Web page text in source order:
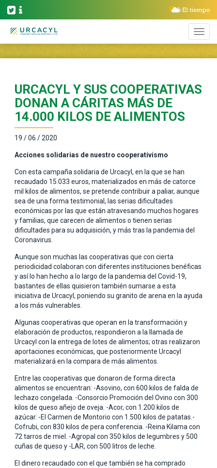
URCACYL Y SUS COOPERATIVAS
DONAN A CÁRITAS MÁS DE
14.000 KILOS DE ALIMENTOS
19 / 06 / 2020
Acciones solidarias de nuestro cooperativismo
Con esta campaña solidaria de Urcacyl, en la que se han
recaudado 15.033 euros, materializados en más de catorce
mil kilos de alimentos, se pretende contribuir a paliar, aunque
sea de una forma testimonial, las serias dificultades
económicas por las que están atravesando muchos hogares
y familias, que carecen de alimentos o tienen serias
dificultades para su adquisición, y más tras la pandemia del
Coronavirus.
Aunque son muchas las cooperativas que con cierta
periodicidad colaboran con diferentes instituciones benéficas
y así lo han hecho a lo largo de la pandemia del Covid-19,
bastantes de ellas quisieron también sumarse a esta
iniciativa de Urcacyl, poniendo su granito de arena en la ayuda
a los más vulnerables.
Algunas cooperativas que operan en la transformación y
elaboración de productos, respondieron a la llamada de
Urcacyl con la entrega de lotes de alimentos; otras realizaron
aportaciones económicas, que posteriormente Urcacyl
materializará en la compara de más alimentos.
Entre las cooperativas que donaron de forma directa
alimentos se encuentran: -Asovino, con 600 kilos de falda de
lechazo congelada. -Consorcio Promoción del Ovino con 300
kilos de queso añejo de oveja. -Acor, con 1.200 kilos de
azúcar. -El Carmen de Montorio con 1.500 kilos de patatas.-
Cofrubi, con 830 kilos de pera conferencia. -Reina Kilama con
72 tarros de miel. -Agropal con 350 kilos de legumbres y 500
cuñas de queso y -LAR, con 500 litros de leche.
El dinero recaudado con el que también se ha comprado